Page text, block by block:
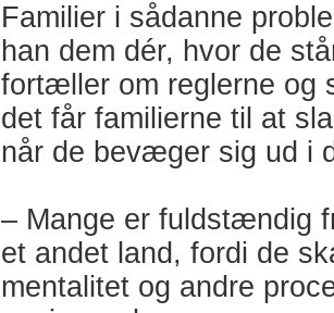
Familier i sådanne
han dem dér, hvor de
fortæller om reglerne og
det får familierne til at
når de bevæger sig ud i
– Mange er fuldstændig
et andet land, fordi de
mentalitet og andre